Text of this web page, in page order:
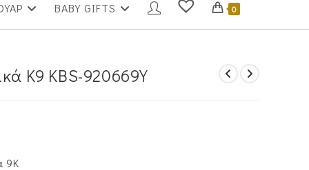
BABY GIFTS 0
Κ9 KBS-920669Y
9Κ